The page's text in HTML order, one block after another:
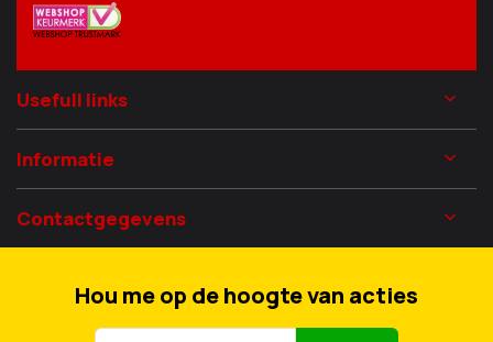
Usefull links
Informatie
Contactgegevens
Hou me op de hoogte van acties